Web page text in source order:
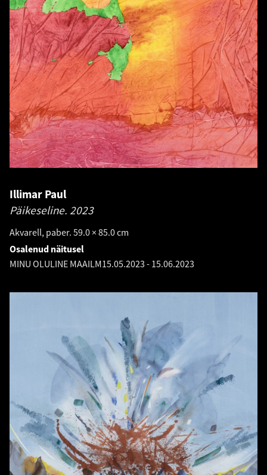
Illimar Paul
Päikeseline. 2023
Akvarell, paber. 59.0 × 85.0 cm
Osalenud näitusel
MINU OLULINE MAAILM15.05.2023 - 15.06.2023